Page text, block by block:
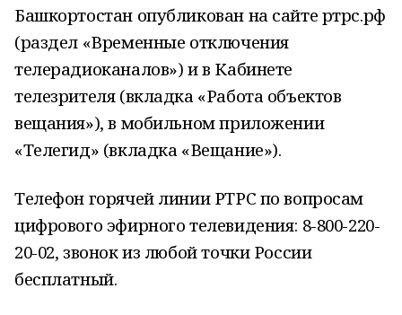
Башкортостан опубликован на сайте ртрс.рф
(раздел «Временные отключения
телерадиоканалов») и в Кабинете
телезрителя (вкладка «Работа объектов
вещания»), в мобильном приложении
«Телегид» (вкладка «Вещание»).
Телефон горячей линии РТРС по вопросам
цифрового эфирного телевидения: 8-800-220-
20-02, звонок из любой точки России
бесплатный.